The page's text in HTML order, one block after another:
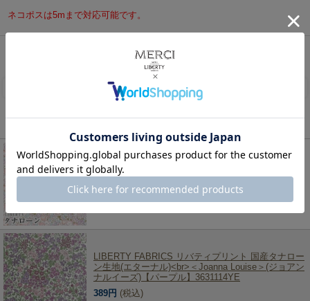
ネコポスは5mまで対応可能です。
> LIBERTY FABRICS リバティプリント 国産タナローン生地(エターナル)＜
Michelle＞(ミシェル)【パープル】3636017XE
LIBERTY FABRICS リバティプリント 国産タナロー
ン生地(エターナル)<br>＜Michelle＞(ミッシェル)
【ピンク】3636017EE
389円 (税込)
LIBERTY FABRICS リバティプリント 国産タナロー
ン生地(エターナル)<br>＜Joanna Louise＞(ジョアン
ナルイーズ)【パープル】3631114YE
389円 (税込)